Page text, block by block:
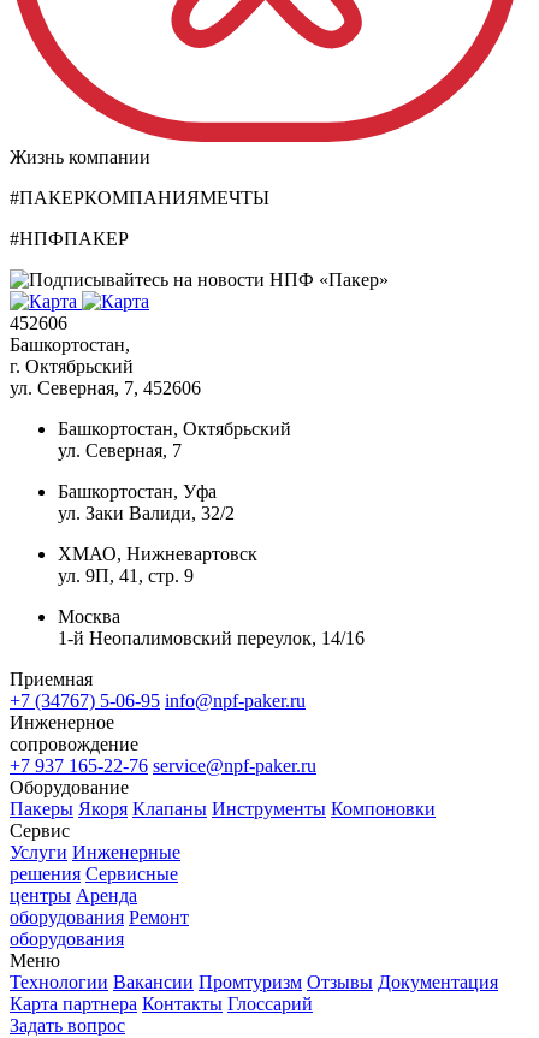
Жизнь компании
#ПАКЕРКОМПАНИЯМЕЧТЫ
#НПФПАКЕР
452606
Башкортостан,
г. Октябрьский
ул. Северная, 7, 452606
Башкортостан, Октябрьский
ул. Северная, 7
Башкортостан, Уфа
ул. Заки Валиди, 32/2
ХМАО, Нижневартовск
ул. 9П, 41, стр. 9
Москва
1-й Неопалимовский переулок, 14/16
Приемная
+7 (34767) 5-06-95 info@npf-paker.ru
Инженерное
сопровождение
+7 937 165-22-76 service@npf-paker.ru
Оборудование
Пакеры Якоря Клапаны Инструменты Компоновки
Сервис
Услуги Инженерные
решения Сервисные
центры Аренда
оборудования Ремонт
оборудования
Меню
Технологии Вакансии Промтуризм Отзывы Документация
Карта партнера Контакты Глоссарий
Задать вопрос